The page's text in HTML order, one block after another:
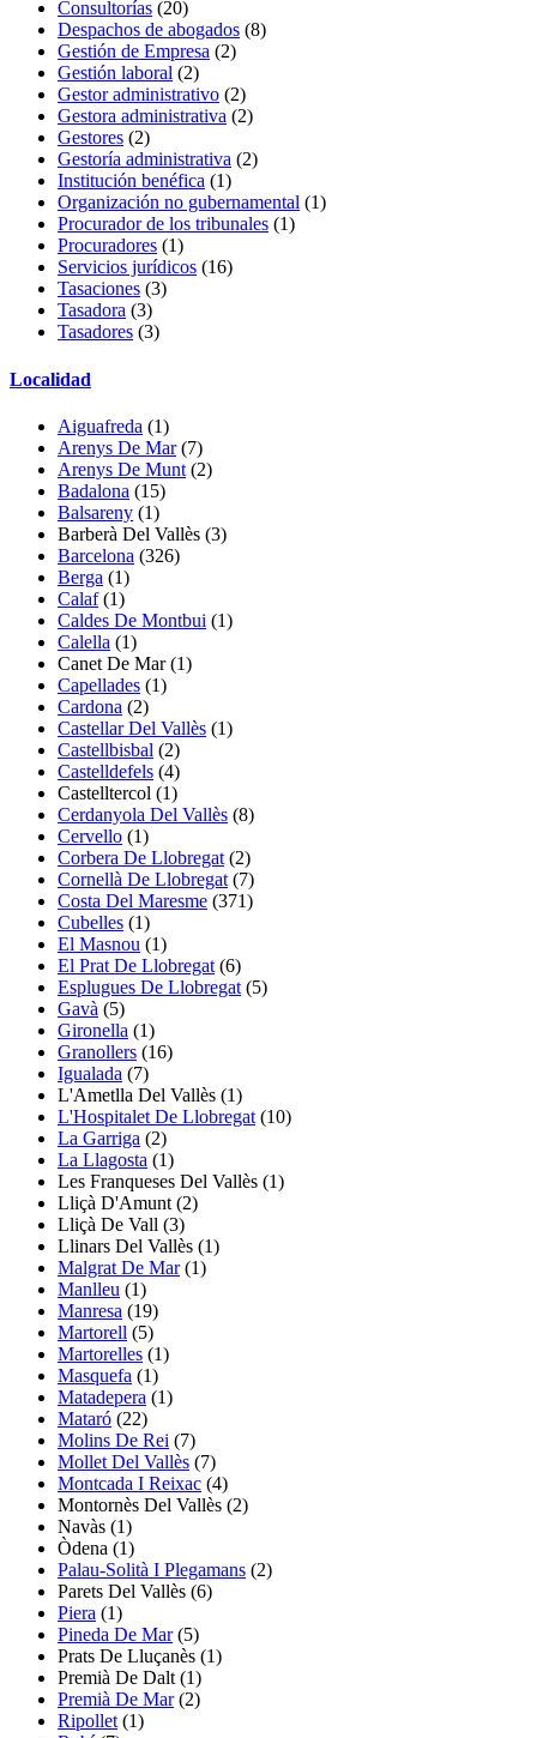
Consultorías (20)
Despachos de abogados (8)
Gestión de Empresa (2)
Gestión laboral (2)
Gestor administrativo (2)
Gestora administrativa (2)
Gestores (2)
Gestoría administrativa (2)
Institución benéfica (1)
Organización no gubernamental (1)
Procurador de los tribunales (1)
Procuradores (1)
Servicios jurídicos (16)
Tasaciones (3)
Tasadora (3)
Tasadores (3)
Localidad
Aiguafreda (1)
Arenys De Mar(7)
Arenys De Munt (2)
Badalona (15)
Balsareny (1)
Barberà Del Vallès (3)
Barcelona (326)
Berga (1)
Calaf(1)
Caldes De Montbui (1)
Calella (1)
Canet De Mar (1)
Capellades (1)
Cardona (2)
Castellar Del Vallès (1)
Castellbisbal (2)
Castelldefels (4)
Castelltercol (1)
Cerdanyola Del Vallès (8)
Cervello (1)
Corbera De Llobregat (2)
Cornellà De Llobregat (7)
Costa Del Maresme (371)
Cubelles (1)
El Masnou (1)
El Prat De Llobregat (6)
Esplugues De Llobregat (5)
Gavà (5)
Gironella (1)
Granollers (16)
Igualada (7)
L'Ametlla Del Vallès (1)
L'Hospitalet De Llobregat (10)
La Garriga (2)
La Llagosta (1)
Les Franqueses Del Vallès (1)
Lliçà D'Amunt (2)
Lliçà De Vall (3)
Llinars Del Vallès (1)
Malgrat De Mar(1)
Manlleu (1)
Manresa (19)
Martorell (5)
Martorelles (1)
Masquefa (1)
Matadepera (1)
Mataró (22)
Molins De Rei (7)
Mollet Del Vallès (7)
Montcada I Reixac (4)
Montornès Del Vallès (2)
Navàs (1)
Òdena (1)
Palau-Solità I Plegamans (2)
Parets Del Vallès (6)
Piera (1)
Pineda De Mar(5)
Prats De Lluçanès (1)
Premià De Dalt (1)
Premià De Mar(2)
Ripollet (1)